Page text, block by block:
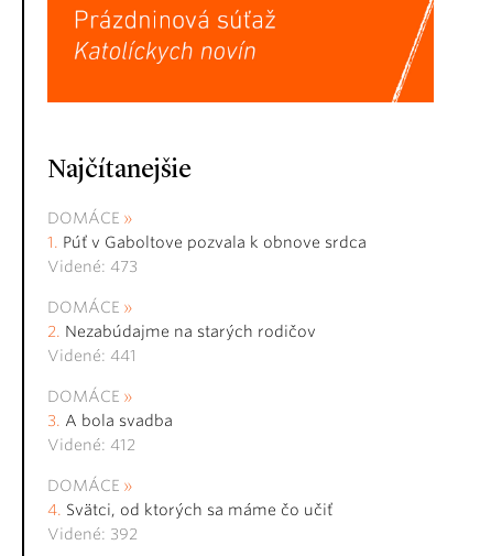
Najčítanejšie
DOMÁCE
Púť v Gaboltove pozvala k obnove srdca
Videné: 473
DOMÁCE
Nezabúdajme na starých rodičov
Videné: 441
DOMÁCE
A bola svadba
Videné: 412
DOMÁCE
Svätci, od ktorých sa máme čo učiť
Videné: 392